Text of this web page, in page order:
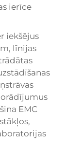
ierīce
iekšējus
līnijas
EMC